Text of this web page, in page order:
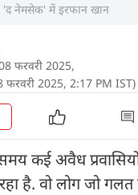
नेमसेक' में इरफान खान
फरवरी 2025,
फरवरी 2025, 2:17 PM IST)
कई अवैध
रहा है. वो लोग जो